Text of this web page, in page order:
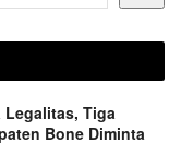
Legalitas, Tiga
Bone Diminta